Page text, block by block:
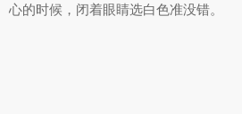
心的时候，闭着眼睛选白色准没错。